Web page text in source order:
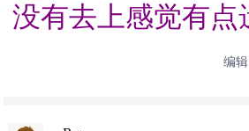
没有去上感觉有点
编辑